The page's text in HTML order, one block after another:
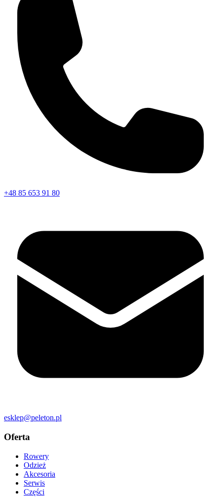
+48 85 653 91 80
esklep@peleton.pl
Oferta
Rowery
Odzież
Akcesoria
Serwis
Części